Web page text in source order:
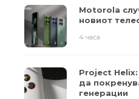
Motorola
новиот
4 часа
Project
да
генерации